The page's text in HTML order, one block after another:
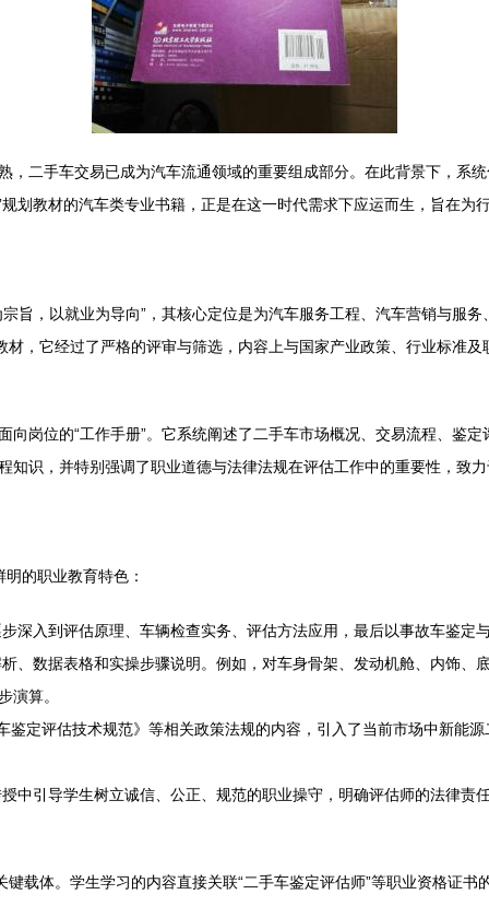
，二手车交易已成为汽车流通领域的重要组成部分。在此背景下，系
划教材的汽车类专业书籍，正是在这一时代需求下应运而生，旨在为
旨，以就业为导向”，其核心定位是为汽车服务工程、汽车营销与服
材，它经过了严格的评审与筛选，内容上与国家产业政策、行业标准
岗位的“工作手册”。它系统阐述了二手车市场概况、交易流程、鉴
知识，并特别强调了职业道德与法律法规在评估工作中的重要性，致
的职业教育特色：
深入到评估原理、车辆检查实务、评估方法应用，最后以事故车鉴定
、数据表格和实操步骤说明。例如，对车身骨架、发动机舱、内饰、
演算。
定评估技术规范》等相关政策法规的内容，引入了当前市场中新能
中引导学生树立诚信、公正、规范的职业操守，明确评估师的法律责
载体。学生学习的内容直接关联“二手车鉴定评估师”等职业资格证